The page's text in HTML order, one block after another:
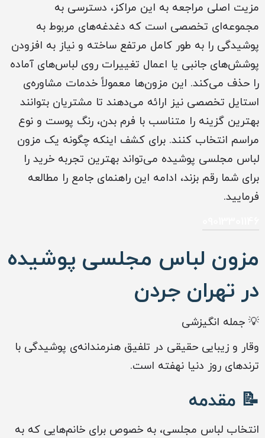
مزیت اصلی مراجعه به این مراکز، دسترسی به
مجموعه‌ای تخصصی است که دغدغه‌های مربوط به
پوشیدگی را به طور کامل مرتفع ساخته و نیاز به افزودن
پوشش‌های جانبی یا اعمال تغییرات روی لباس‌های آماده
را حذف می‌کند. این مزون‌ها معمولاً خدمات مشاوره‌ی
استایل تخصصی نیز ارائه می‌دهند تا مشتریان بتوانند
بهترین گزینه را متناسب با فرم بدن، رنگ پوست و نوع
مراسم انتخاب کنند. برای کشف اینکه چگونه یک مزون
لباس مجلسی پوشیده می‌تواند بهترین تجربه خرید را
برای شما رقم بزند، ادامه این راهنمای جامع را مطالعه
فرمایید.
مزون لباس مجلسی پوشیده
در تهران جردن
💡 جمله انگیزشی
وقار و زیبایی حقیقی در تلفیق هنرمندانه‌ی پوشیدگی با
ترندهای روز دنیا نهفته است.
📝 مقدمه
انتخاب لباس مجلسی، به خصوص برای خانم‌هایی که به